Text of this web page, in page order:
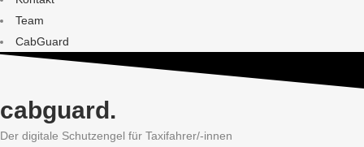
Team
CabGuard
cabguard.
Der digitale Schutzengel für Taxifahrer/-innen